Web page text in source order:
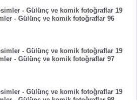
- Gülünç ve komik fotoğraflar 96
- Gülünç ve komik fotoğraflar 97